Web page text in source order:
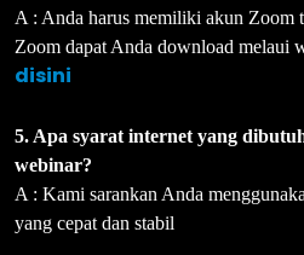
A : Anda harus memiliki akun Zoom
Zoom dapat Anda download melaui
disini
5. Apa syarat internet yang
webinar?
A : Kami sarankan Anda
yang cepat dan stabil